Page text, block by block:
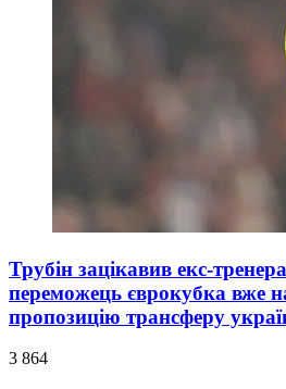
Трубін зацікавив екс-
переможець єврокубка вже
пропозицію трансферу
3 864